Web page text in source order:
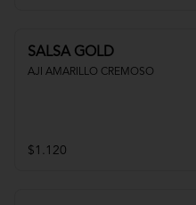
SALSA GOLD
AJI AMARILLO CREMOSO
$1.120